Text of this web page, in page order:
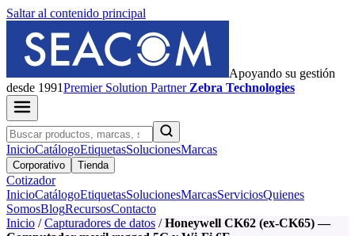
Saltar al contenido principal
Apoyando su gestión
desde 1991PremierSolution Partner Zebra Technologies
InicioCatálogoEtiquetasSolucionesMarcas
Corporativo Tienda
Cotizador
InicioCatálogoEtiquetasSolucionesMarcasServiciosQuienes
SomosBlogRecursosContacto
Inicio / Capturadores de datos / Honeywell CK62 (ex-CK65) —